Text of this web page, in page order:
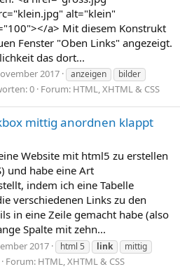
alt="klein"
a> Mit diesem Konstrukt
Fenster "Oben Links" angezeigt.
das dort...
2017 anzeigen
bilder
0 Forum: HTML, XHTML & CSS
mittig anordnen klappt
Website mit html5 zu erstellen
und habe eine Art
indem ich eine Tabelle
verschiedenen Links zu den
in eine Zeile gemacht habe (also
Spalte mit zehn...
2017 html 5 link
mittig
Forum: HTML, XHTML & CSS